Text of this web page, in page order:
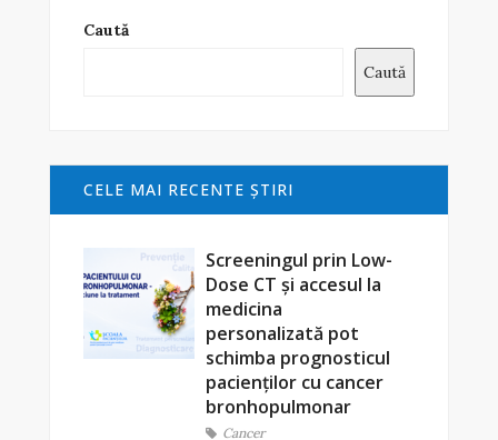
Caută
Caută
CELE MAI RECENTE ŞTIRI
Screeningul prin Low-
Dose CT și accesul la
medicina
personalizată pot
schimba prognosticul
pacienților cu cancer
bronhopulmonar
Cancer